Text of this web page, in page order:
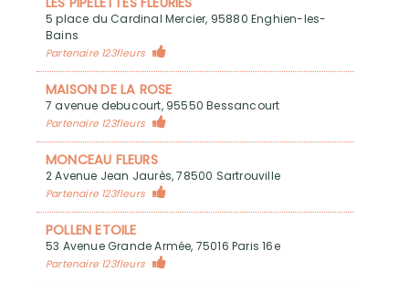
5 place du Cardinal Mercier, 95880 Enghien-les-
Bains
Partenaire 123fleurs
MAISON DE LA ROSE
7 avenue debucourt, 95550 Bessancourt
Partenaire 123fleurs
MONCEAU FLEURS
2 Avenue Jean Jaurès, 78500 Sartrouville
Partenaire 123fleurs
POLLEN ETOILE
53 Avenue Grande Armée, 75016 Paris 16e
Partenaire 123fleurs